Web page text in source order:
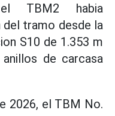
el TBM2 habia
tramo desde la
S10 de 1.353 m
de carcasa
2026, el TBM No.